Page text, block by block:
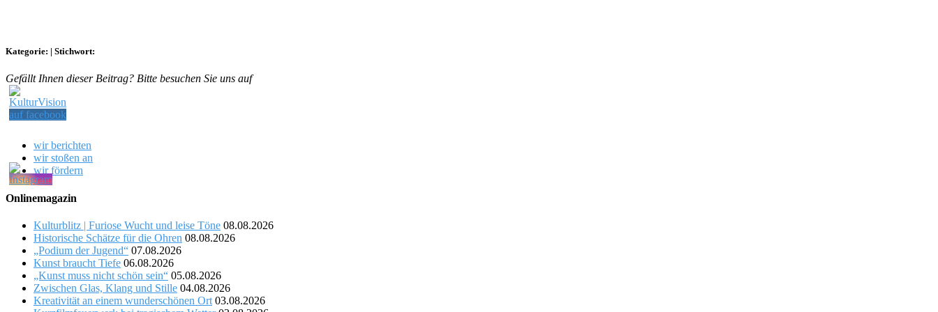
Kategorie: | Stichwort:
Gefällt Ihnen dieser Beitrag? Bitte besuchen Sie uns auf
wir berichten
wir stoßen an
wir fördern
Onlinemagazin
Kulturblitz | Furiose Wucht und leise Töne 08.08.2026
Historische Schätze für die Ohren 08.08.2026
„Podium der Jugend“ 07.08.2026
Kunst braucht Tiefe 06.08.2026
„Kunst muss nicht schön sein“ 05.08.2026
Zwischen Glas, Klang und Stille 04.08.2026
Kreativität an einem wunderschönen Ort 03.08.2026